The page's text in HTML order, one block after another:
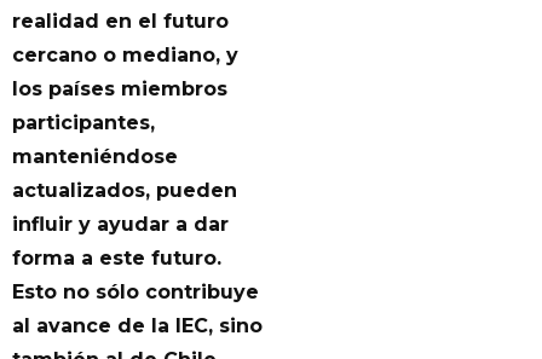
realidad en el futuro
cercano o mediano, y
los países miembros
participantes,
manteniéndose
actualizados, pueden
influir y ayudar a dar
forma a este futuro.
Esto no sólo contribuye
al avance de la IEC, sino